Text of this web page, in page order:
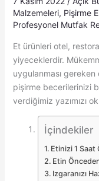
Malzemeleri, Pişirme
Profesyonel Mutfak
Et ürünleri otel,
yiyeceklerdir.
uygulanması
pişirme becerilerinizi
verdiğimiz yazımızı
İçindekiler
Etinizi 1 Saat
Etin
Izgaranızı